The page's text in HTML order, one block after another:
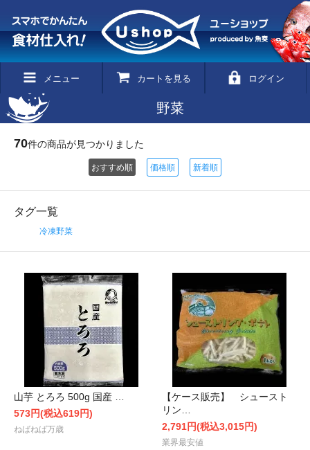
メニュー カートを見る ログイン
野菜
70件の商品が見つかりました
おすすめ順 価格順 新着順
タグ一覧
冷凍野菜
山芋 とろろ 500g 国産 …
573円(税込619円)
ねばねば万歳
【ケース販売】 シュースト
リン…
2,791円(税込3,015円)
業界最安値